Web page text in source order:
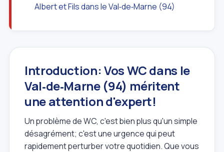
Albert et Fils dans le Val‑de‑Marne (94)
Introduction: Vos WC dans le
Val‑de‑Marne (94) méritent
une attention d'expert!
Un problème de WC, c'est bien plus qu'un simple
désagrément; c'est une urgence qui peut
rapidement perturber votre quotidien. Que vous